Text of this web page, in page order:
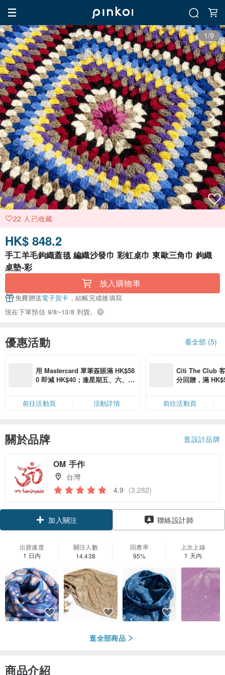
1/9
22 人已收藏
HK$ 848.2
手工羊毛鉤織蓋毯 編織沙發巾 彩虹桌巾 東歐三角巾 鉤織
桌墊-彩
放入購物車
免費贈送電子賀卡 ，結帳完成後填寫
現在下單預估 9/8~13/8 到貨。
優惠活動 看全部 (5)
用 Mastercard 單筆簽賬滿 HK$58
0 即減 HK$40；逢星期五、六、日
卡」結帳）
前往活動頁 活動詳情
Citi The Club
分回贈，滿
前往活動頁
關於品牌 逛設計品牌
OM 手作
台灣
4.9 (3,282)
加入關注 聯絡設計師
出貨速度
1 日內
關注人數
14,438
回應率
95%
上次上線
1 天內
逛全部商品
商品介紹